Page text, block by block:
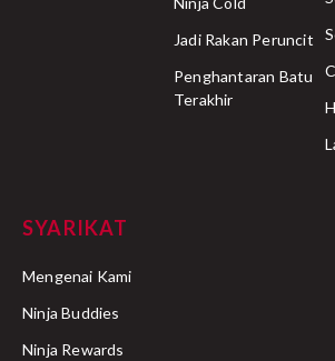
Jadi Rakan Peruncit
Penghantaran Batu
Terakhir
SYARIKAT
Mengenai Kami
Ninja Buddies
Ninja Rewards